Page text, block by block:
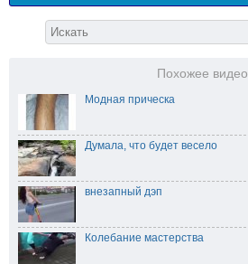
Похожее видео
Модная прическа
Думала, что будет весело
внезапный дэп
Колебание мастерства